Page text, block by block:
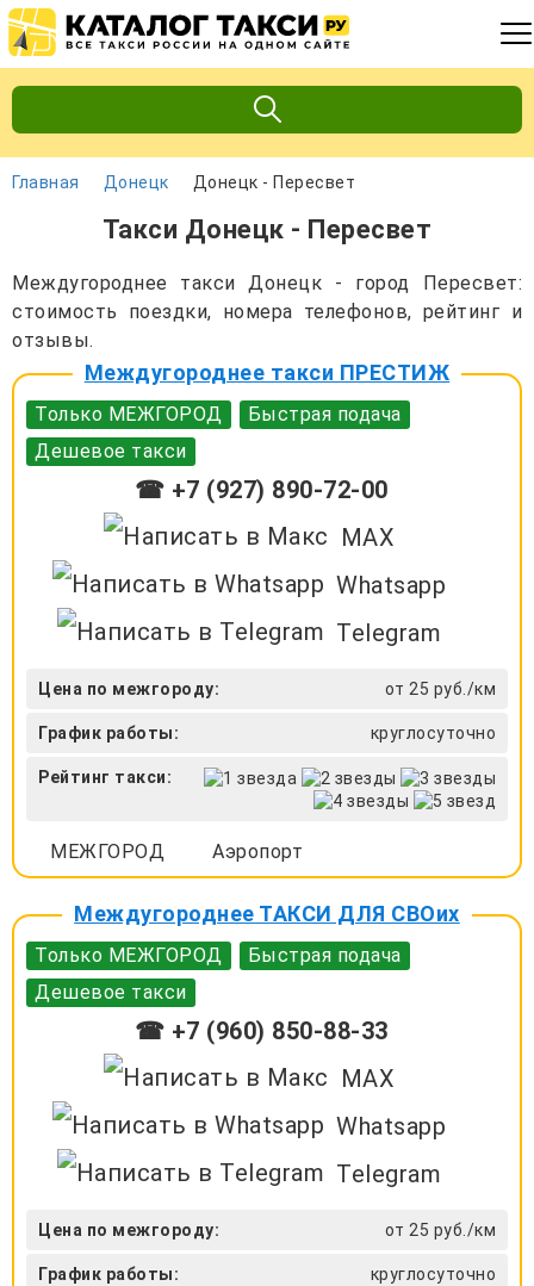
Главная Донецк Донецк - Пересвет
Такси Донецк - Пересвет
Междугороднее такси Донецк - город Пересвет:
стоимость поездки, номера телефонов, рейтинг и
отзывы.
Междугороднее такси ПРЕСТИЖ
Только МЕЖГОРОД
Быстрая подача
Дешевое такси
☎ +7 (927) 890-72-00
MAX
Whatsapp
Telegram
Цена по межгороду: от 25 руб./км
График работы: круглосуточно
Рейтинг такси:
МЕЖГОРОД Аэропорт
Междугороднее ТАКСИ ДЛЯ СВОих
Только МЕЖГОРОД
Быстрая подача
Дешевое такси
☎ +7 (960) 850-88-33
MAX
Whatsapp
Telegram
Цена по межгороду: от 25 руб./км
График работы: круглосуточно